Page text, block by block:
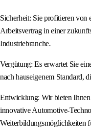
Sicherheit: Sie profitieren von
Arbeitsvertrag in einer
Industriebranche.
Vergütung: Es erwartet Sie
nach hauseigenem Standard,
Entwicklung: Wir bieten
innovative Automotive-
Weiterbildungsmöglichkeiten